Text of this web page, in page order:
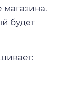
магазина.
будет